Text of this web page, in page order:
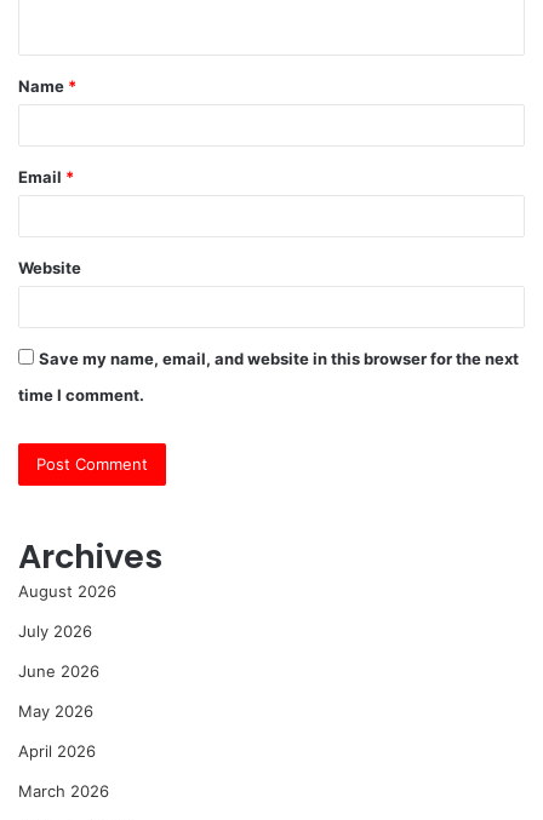
t
*
Name *
Email *
Website
Save my name, email, and website in this browser for the next
time I comment.
Archives
August 2026
July 2026
June 2026
May 2026
April 2026
March 2026